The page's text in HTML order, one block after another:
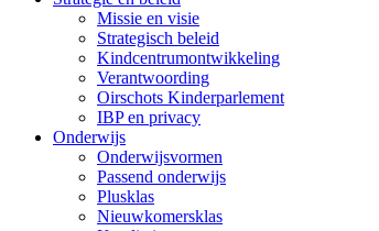
Missie en visie
Strategisch beleid
Kindcentrumontwikkeling
Verantwoording
Oirschots Kinderparlement
IBP en privacy
Onderwijs
Onderwijsvormen
Passend onderwijs
Plusklas
Nieuwkomersklas